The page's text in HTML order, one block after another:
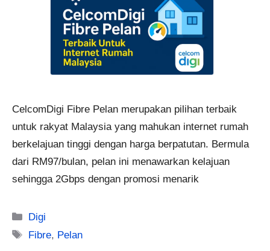
CelcomDigi Fibre Pelan merupakan pilihan terbaik
untuk rakyat Malaysia yang mahukan internet rumah
berkelajuan tinggi dengan harga berpatutan. Bermula
dari RM97/bulan, pelan ini menawarkan kelajuan
sehingga 2Gbps dengan promosi menarik
Categories
Digi
Tags
Fibre, Pelan